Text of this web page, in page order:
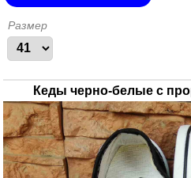
Размер
Кеды черно-белые с